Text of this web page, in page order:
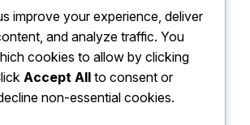
realitanya tidak selalu
yang dibayangkan. Beberapa
mencoba meraih pasif
properti, seperti rumah
merasakan tantangan yang
improve your experience, deliver
and analyze traffic. You
cookies to allow by clicking
Accept All to consent or
non-essential cookies.